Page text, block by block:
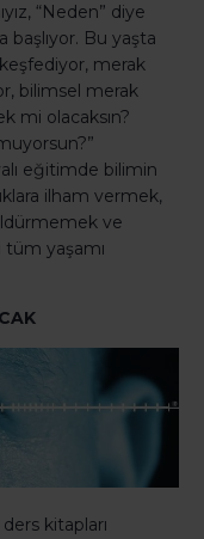
“Neden” diye
başlıyor. Bu yaşta
keşfediyor, merak
bilimsel merak
mi olacaksın?
eğitimde bilimin
ilham vermek,
ve
yaşamı
kitapları